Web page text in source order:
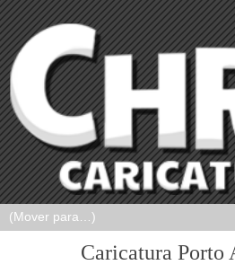
Caricatura Porto